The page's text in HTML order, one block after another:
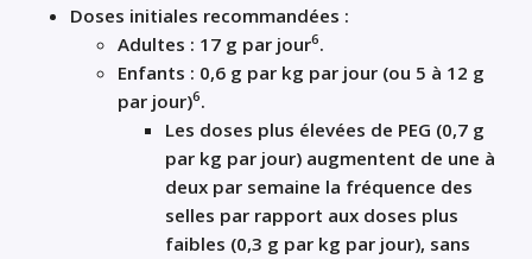
Doses initiales recommandées :
Adultes : 17 g par jour6.
Enfants : 0,6 g par kg par jour (ou 5 à 12 g
par jour)6.
Les doses plus élevées de PEG (0,7 g
par kg par jour) augmentent de une à
deux par semaine la fréquence des
selles par rapport aux doses plus
faibles (0,3 g par kg par jour), sans